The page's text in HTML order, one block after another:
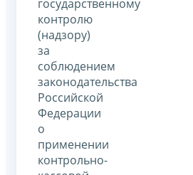
государственному
контролю
(надзору)
за
соблюдением
законодательства
Российской
Федерации
о
применении
контрольно-